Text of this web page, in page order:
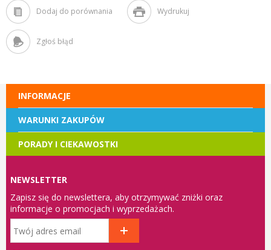
Dodaj do porównania Wydrukuj
Zgłoś błąd
INFORMACJE
WARUNKI ZAKUPÓW
PORADY I CIEKAWOSTKI
NEWSLETTER
Zapisz się do newslettera, aby otrzymywać zniżki oraz
informacje o promocjach i wyprzedażach.